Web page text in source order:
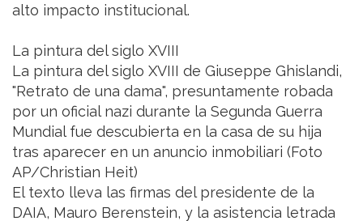
alto impacto institucional.
La pintura del siglo XVIII
La pintura del siglo XVIII de Giuseppe Ghislandi,
"Retrato de una dama", presuntamente robada
por un oficial nazi durante la Segunda Guerra
Mundial fue descubierta en la casa de su hija
tras aparecer en un anuncio inmobiliari (Foto
AP/Christian Heit)
El texto lleva las firmas del presidente de la
DAIA, Mauro Berenstein, y la asistencia letrada